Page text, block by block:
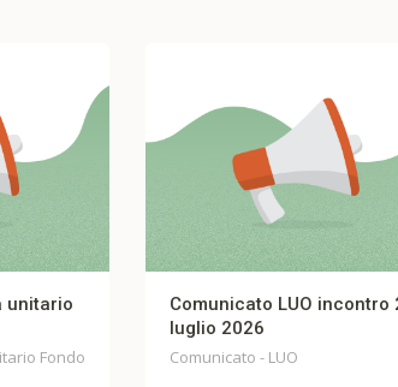
Comunicato LUO incontro 27
Comunicato - LUO